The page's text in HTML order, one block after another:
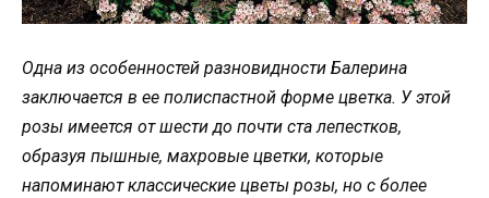
Одна из особенностей разновидности Балерина
заключается в ее полиспастной форме цветка. У этой
розы имеется от шести до почти ста лепестков,
образуя пышные, махровые цветки, которые
напоминают классические цветы розы, но с более